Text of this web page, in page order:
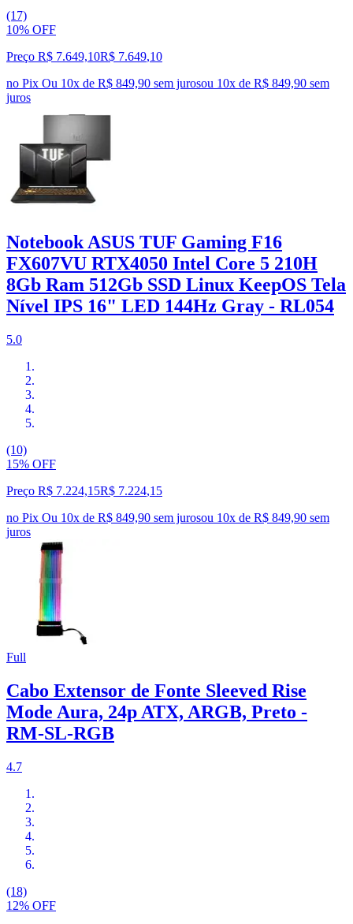
(17)
10% OFF
Preço R$ 7.649,10R$ 7.649,10
no Pix Ou 10x de R$ 849,90 sem jurosou 10x de R$ 849,90 sem
juros
Notebook ASUS TUF Gaming F16
FX607VU RTX4050 Intel Core 5 210H
8Gb Ram 512Gb SSD Linux KeepOS Tela
Nível IPS 16" LED 144Hz Gray - RL054
5.0
(10)
15% OFF
Preço R$ 7.224,15R$ 7.224,15
no Pix Ou 10x de R$ 849,90 sem jurosou 10x de R$ 849,90 sem
juros
Full
Cabo Extensor de Fonte Sleeved Rise
Mode Aura, 24p ATX, ARGB, Preto -
RM-SL-RGB
4.7
(18)
12% OFF